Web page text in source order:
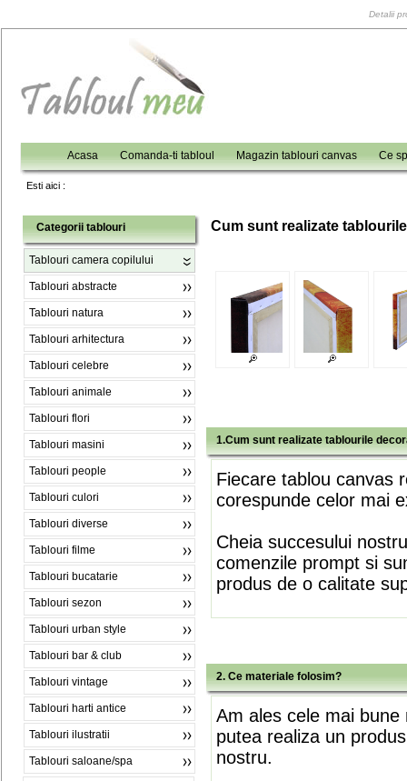
Detalii
Acasa Comanda-ti tabloul Magazin tablouri canvas Ce
Esti aici :
Categorii tablouri
Tablouri camera copilului
Tablouri abstracte
Tablouri natura
Tablouri arhitectura
Tablouri celebre
Tablouri animale
Tablouri flori
Tablouri masini
Tablouri people
Tablouri culori
Tablouri diverse
Tablouri filme
Tablouri bucatarie
Tablouri sezon
Tablouri urban style
Tablouri bar & club
Tablouri vintage
Tablouri harti antice
Tablouri ilustratii
Tablouri saloane/spa
Cum sunt realizate
1.Cum sunt realizate tablourile
Fiecare tablou canvas
corespunde celor mai
Cheia succesului
comenzile prompt si
produs de o calitate
2. Ce materiale folosim?
Am ales cele mai
putea realiza un
nostru.